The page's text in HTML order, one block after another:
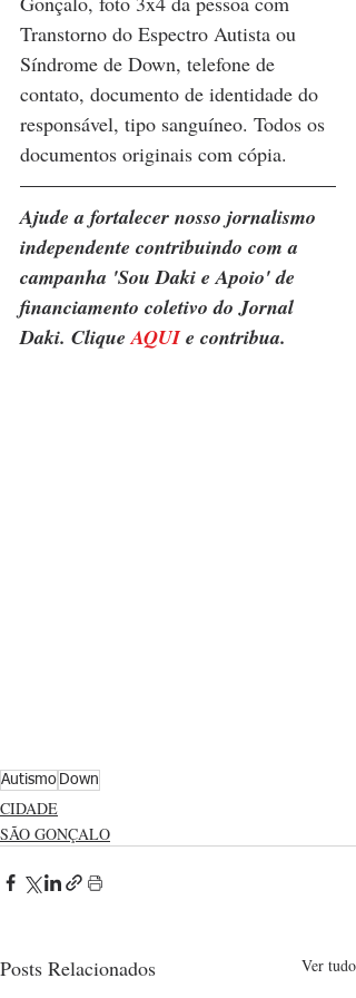
Transtorno do Espectro Autista ou
Síndrome de Down, telefone de
contato, documento de identidade do
responsável, tipo sanguíneo. Todos os
documentos originais com cópia.
Ajude a fortalecer nosso jornalismo
independente contribuindo com a
campanha 'Sou Daki e Apoio' de
financiamento coletivo do Jornal
Daki. Clique AQUI e contribua.
Autismo Down
CIDADE
SÃO GONÇALO
Posts Relacionados Ver tudo